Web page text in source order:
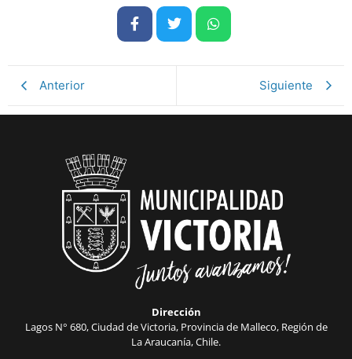
Anterior Siguiente
Dirección
Lagos N° 680, Ciudad de Victoria, Provincia de Malleco, Región de
La Araucanía, Chile.